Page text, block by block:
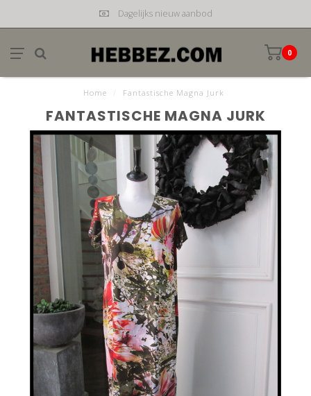
Dagelijks nieuw aanbod
0
Home Fantastische Magna Jurk
FANTASTISCHE MAGNA JURK